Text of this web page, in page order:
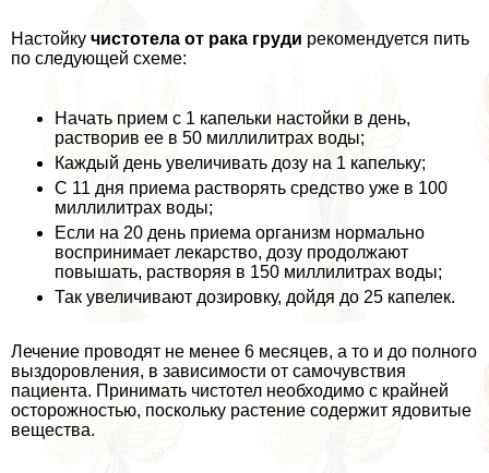
Настойку чистотела от paка гpyди рекомендуется пить
по следующей схеме:
Начать прием с 1 капельки настойки в день,
растворив ее в 50 миллилитрах воды;
Каждый день увеличивать дозу на 1 капельку;
С 11 дня приема растворять средство уже в 100
миллилитрах воды;
Если на 20 день приема организм нормально
воспринимает лекарство, дозу продолжают
повышать, растворяя в 150 миллилитрах воды;
Так увеличивают дозировку, дойдя до 25 капелек.
Лечение проводят не менее 6 месяцев, а то и до полного
выздоровления, в зависимости от самочувствия
пациента. Принимать чистотел необходимо с крайней
осторожностью, поскольку растение содержит ядовитые
вещества.